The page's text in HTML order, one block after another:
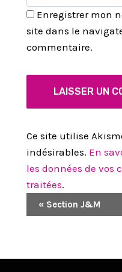
Enregistrer mon
site dans le
commentaire.
Ce site utilise
indésirables. En
les données de vos
traitées.
« Section J&M